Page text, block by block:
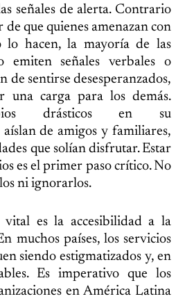
señales de alerta. Contrario
de que quienes amenazan con
lo hacen, la mayoría de las
emiten señales verbales o
de sentirse desesperanzados,
una carga para los demás.
drásticos en su
de amigos y familiares,
que solían disfrutar. Estar
es el primer paso crítico. No
ni ignorarlos.
vital es la accesibilidad a la
muchos países, los servicios
siendo estigmatizados y, en
Es imperativo que los
en América Latina